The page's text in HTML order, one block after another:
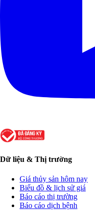
Dữ liệu & Thị trường
Giá thủy sản hôm nay
Biểu đồ & lịch sử giá
Báo cáo thị trường
Báo cáo dịch bệnh